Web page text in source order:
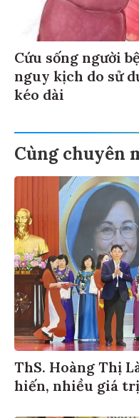
Cứu sống người
nguy kịch do sử
kéo dài
Cùng chuyên
ThS. Hoàng Thị
hiến, nhiều giá